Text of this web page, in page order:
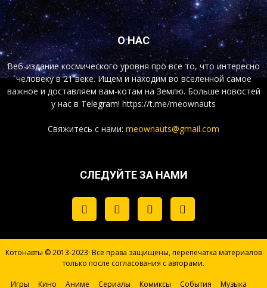
О НАС
Веб-издание космического уровня про все то, что интересно
человеку в 21 веке. Ищем и находим во вселенной самое
важное и доставляем вам-котам на Землю. Больше новостей
у нас в Telegram! https://t.me/meownauts
Свяжитесь с нами: meownauts@gmail.com
СЛЕДУЙТЕ ЗА НАМИ
Котонавты © 2013-2023· Все права защищены, перепечатка материалов
только после согласования с авторами.
Игры Кино Аниме Сериалы Комиксы События Музыка